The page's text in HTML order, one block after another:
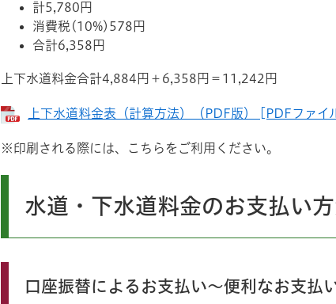
計5,780円
消費税(10%)578円
合計6,358円
上下水道料金合計4,884円＋6,358円＝11,242円
上下水道料金表（計算方法）（PDF版） [PDFファイ
※印刷される際には、こちらをご利用ください。
水道・下水道料金のお支払い
口座振替によるお支払い～便利なお支払